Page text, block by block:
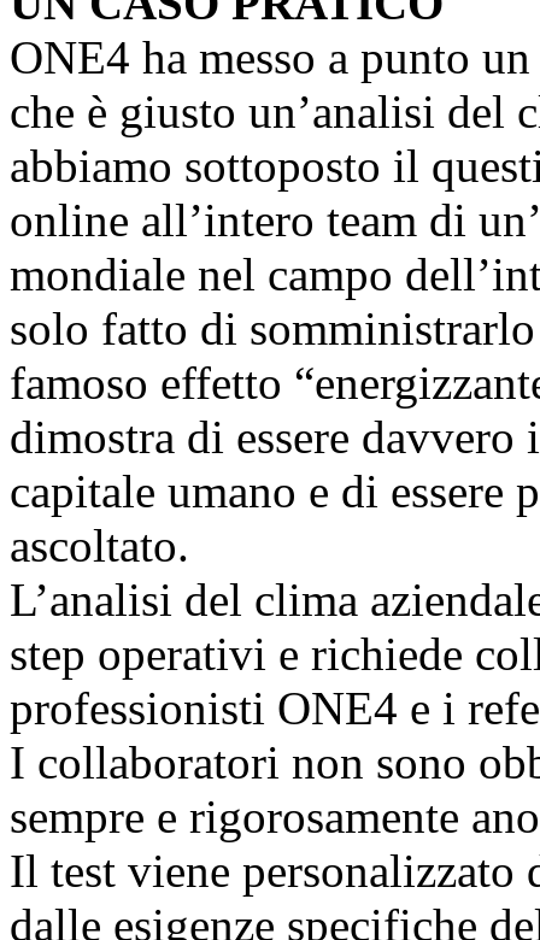
ONE4 ha messo a punto
che è giusto un’analisi del
abbiamo sottoposto il
online all’intero team di
mondiale nel campo
solo fatto di
famoso effetto
dimostra di essere davvero
capitale umano e di essere
ascoltato.
L’analisi del clima
step operativi e richiede
professionisti ONE4 e i
I collaboratori non sono
sempre e rigorosamente
Il test viene
dalle esigenze specifiche